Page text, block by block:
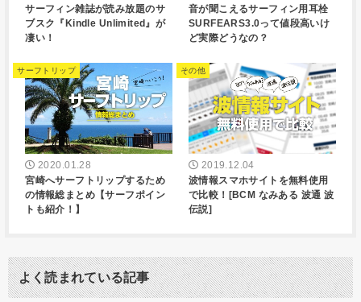
サーフィン雑誌が読み放題のサ
ブスク『Kindle Unlimited』が
凄い！
音が聞こえるサーフィン用耳栓
SURFEARS3.0って値段高いけ
ど実際どうなの？
サーフトリップ
2020.01.28
宮崎へサーフトリップするため
の情報総まとめ【サーフポイン
トも紹介！】
その他
2019.12.04
波情報スマホサイトを無料使用
で比較！[BCM なみある 波通 波
伝説]
よく読まれている記事